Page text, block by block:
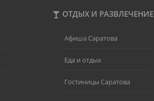
ОТДЫХ И РАЗВЛЕЧЕНИЕ
Афиша Саратова
Еда и отдых
Гостиницы Саратова